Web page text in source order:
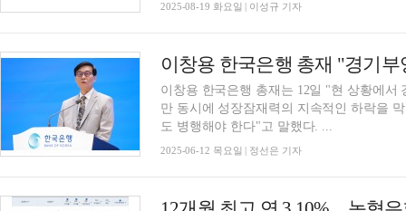
2025-08-19 화요일 | 이성규 기자
이창용 한국은행 총재는 12일 "현 상황에
만 동시에 성장잠재력의 지속적인 하락을
도 병행해야 한다"고 말했다. ...
2025-06-12 목요일 | 정선은 기자